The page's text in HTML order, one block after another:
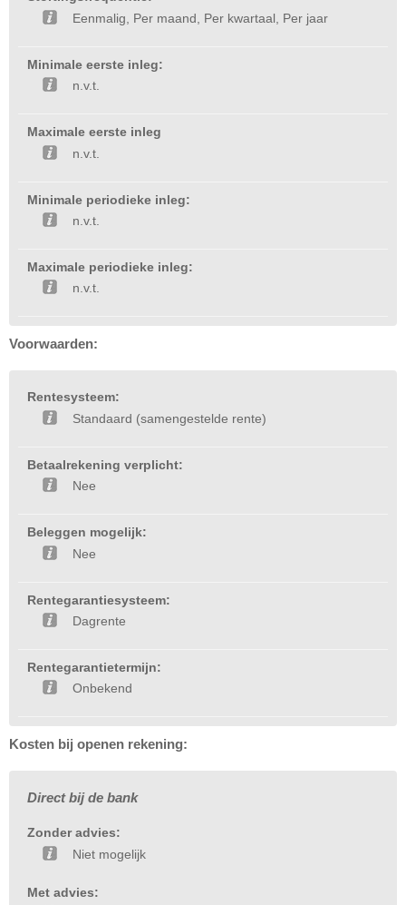
Eenmalig, Per maand, Per kwartaal, Per jaar
Minimale eerste inleg:
n.v.t.
Maximale eerste inleg
n.v.t.
Minimale periodieke inleg:
n.v.t.
Maximale periodieke inleg:
n.v.t.
Voorwaarden:
Rentesysteem:
Standaard (samengestelde rente)
Betaalrekening verplicht:
Nee
Beleggen mogelijk:
Nee
Rentegarantiesysteem:
Dagrente
Rentegarantietermijn:
Onbekend
Kosten bij openen rekening:
Direct bij de bank
Zonder advies:
Niet mogelijk
Met advies: